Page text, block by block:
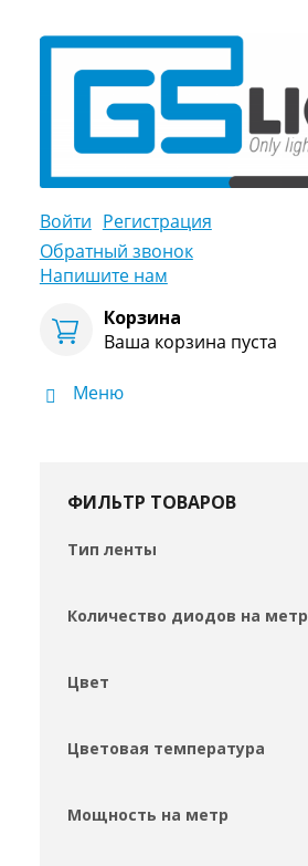
Войти Регистрация
Обратный звонок
Напишите нам
Корзина
Ваша корзина пуста
Меню
ФИЛЬТР ТОВАРОВ
Тип ленты
Количество диодов на метр
Цвет
Цветовая температура
Мощность на метр